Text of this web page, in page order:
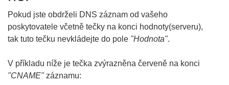
Pokud jste obdrželi DNS záznam od vašeho
poskytovatele včetně tečky na konci hodnoty(serveru),
tak tuto tečku nevkládejte do pole "Hodnota".
V příkladu níže je tečka zvýrazněna červeně na konci
"CNAME"záznamu: